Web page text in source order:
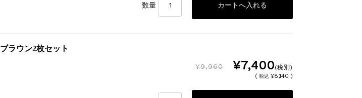
数量
ブラウン2枚セット
¥9,960 ¥7,400(税別)
( 税込 ¥8,140 )